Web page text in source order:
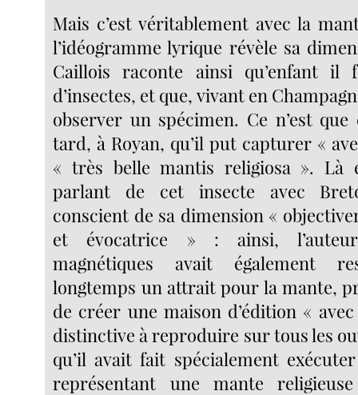
Mais c’est véritablement avec la
l’idéogramme lyrique révèle sa
Caillois raconte ainsi qu’enfant il
d’insectes, et que, vivant en
observer un spécimen. Ce n’est que
tard, à Royan, qu’il put capturer «
« très belle mantis religiosa ». Là
parlant de cet insecte avec
conscient de sa dimension «
et évocatrice » : ainsi,
magnétiques avait également
longtemps un attrait pour la mante,
de créer une maison d’édition «
distinctive à reproduire sur tous les
qu’il avait fait spécialement
représentant une mante